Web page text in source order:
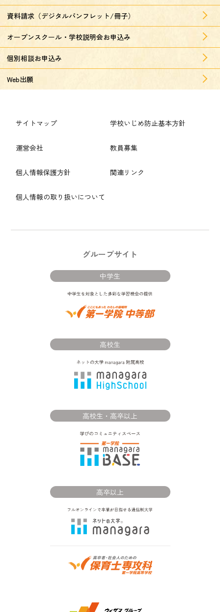
資料請求（デジタルパンフレット/冊子）
オープンスクール・学校説明会お申込み
個別相談お申込み
Web出願
サイトマップ
運営会社
個人情報保護方針
個人情報の取り扱いについて
学校いじめ防止基本方針
教員募集
関連リンク
グループサイト
中学生
高校生
高校生・高卒以上
高卒以上